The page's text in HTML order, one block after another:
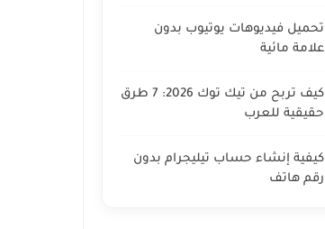
تحميل فيديوهات يوتيوب بدون
علامة مائية
كيف تربح من تيك توك 2026: 7 طرق
حقيقية للعرب
كيفية إنشاء حساب تيليجرام بدون
رقم هاتف